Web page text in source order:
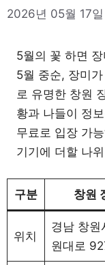
2026년 05월 17일
5월의 꽃 하면
5월 중순, 장미
로 유명한 창원
황과 나들이 정
무료로 입장 가
기기에 더할 나
구분 창원
위치
경남 창원
원대로